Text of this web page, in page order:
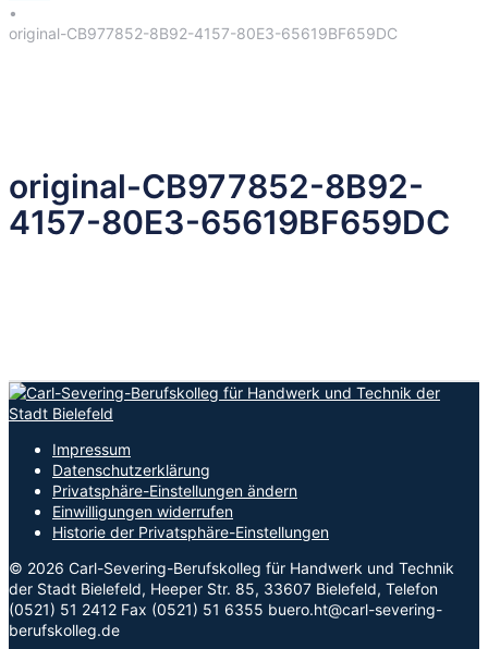
•
original-CB977852-8B92-4157-80E3-65619BF659DC
original-CB977852-8B92-
4157-80E3-65619BF659DC
Impressum
Datenschutzerklärung
Privatsphäre-Einstellungen ändern
Einwilligungen widerrufen
Historie der Privatsphäre-Einstellungen
© 2026 Carl-Severing-Berufskolleg für Handwerk und Technik
der Stadt Bielefeld, Heeper Str. 85, 33607 Bielefeld, Telefon
(0521) 51 2412 Fax (0521) 51 6355 buero.ht@carl-severing-
berufskolleg.de